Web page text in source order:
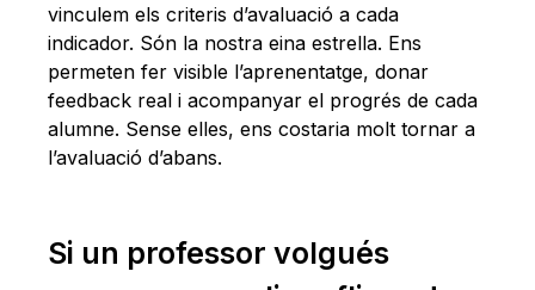
vinculem els criteris d’avaluació a cada
indicador. Són la nostra eina estrella. Ens
permeten fer visible l’aprenentatge, donar
feedback real i acompanyar el progrés de cada
alumne. Sense elles, ens costaria molt tornar a
l’avaluació d’abans.
Si un professor volgués